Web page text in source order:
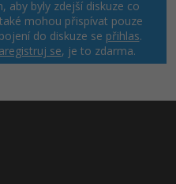
aby byly zdejší diskuze co
mohou přispívat pouze
do diskuze se přihlas.
se, je to zdarma.